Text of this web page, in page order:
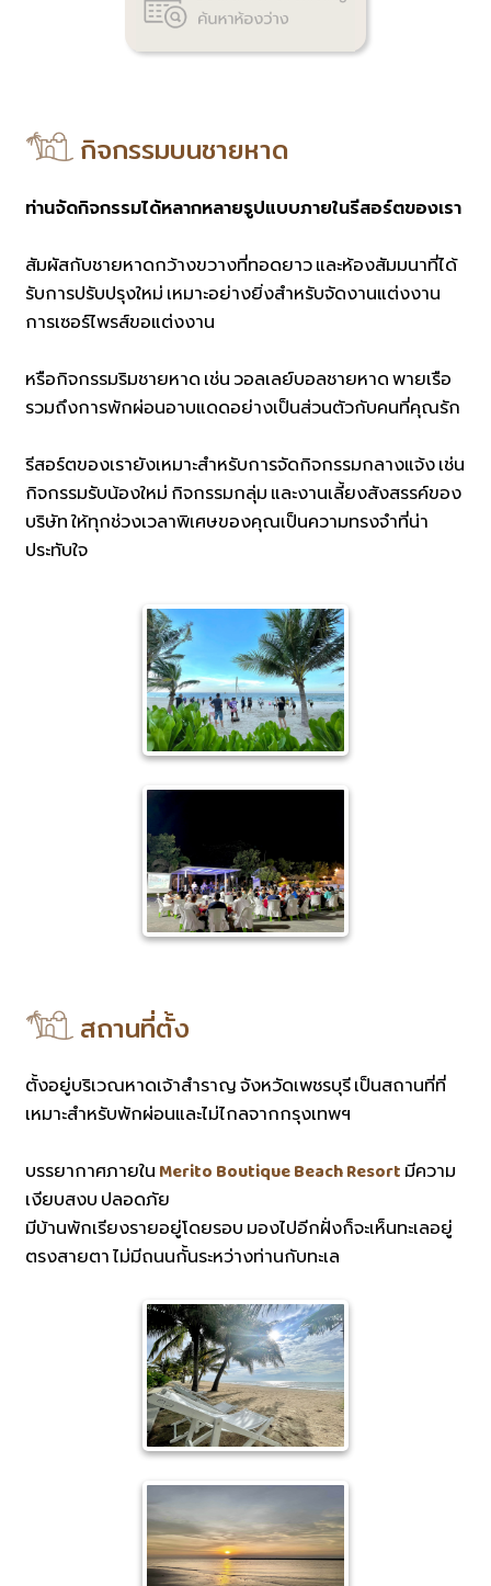
กิจกรรมบนชายหาด
ท่านจัดกิจกรรมได้หลากหลายรูปแบบภายในรีสอร์ตของเรา
สัมผัสกับชายหาดกว้างขวางที่ทอดยาว และห้องสัมมนาที่ได้
รับการปรับปรุงใหม่ เหมาะอย่างยิ่งสำหรับจัดงานแต่งงาน
การเซอร์ไพรส์ขอแต่งงาน
หรือกิจกรรมริมชายหาด เช่น วอลเลย์บอลชายหาด พายเรือ
รวมถึงการพักผ่อนอาบแดดอย่างเป็นส่วนตัวกับคนที่คุณรัก
รีสอร์ตของเรายังเหมาะสำหรับการจัดกิจกรรมกลางแจ้ง เช่น
กิจกรรมรับน้องใหม่ กิจกรรมกลุ่ม และงานเลี้ยงสังสรรค์ของ
บริษัท ให้ทุกช่วงเวลาพิเศษของคุณเป็นความทรงจำที่น่า
ประทับใจ
สถานที่ตั้ง
ตั้งอยู่บริเวณหาดเจ้าสำราญ จังหวัดเพชรบุรี เป็นสถานที่ที่
เหมาะสำหรับพักผ่อนและไม่ไกลจากกรุงเทพฯ
บรรยากาศภายในMerito Boutique Beach Resortมีความ
เงียบสงบ ปลอดภัย
มีบ้านพักเรียงรายอยู่โดยรอบ มองไปอีกฝั่งก็จะเห็นทะเลอยู่
ตรงสายตา ไม่มีถนนกั้นระหว่างท่านกับทะเล